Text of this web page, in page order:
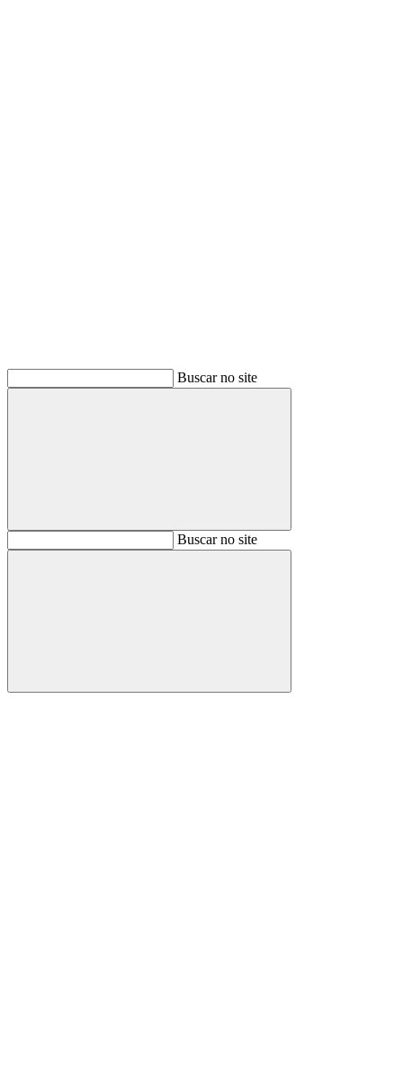
Buscar no site
BuscarBuscar no site
Buscar